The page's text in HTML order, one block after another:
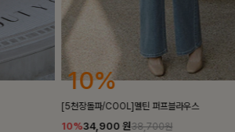
30%
리아레이스 플레어스커트
30%26,400원37,700원